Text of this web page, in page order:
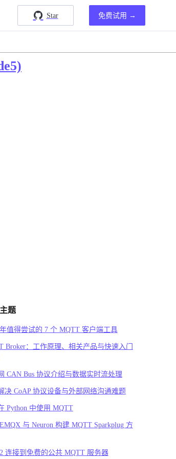
Star 免费试用 →
题
值得尝试的 7 个 MQTT 客户端工具
Broker：工作原理、相关产品与快速入门
CAN Bus 协议介绍与数据实时流处理
决 CoAP 协议设备与外部网络沟通难题
Python 中使用 MQTT
与 Neuron 构建 MQTT Sparkplug 方
连接到免费的公共 MQTT 服务器